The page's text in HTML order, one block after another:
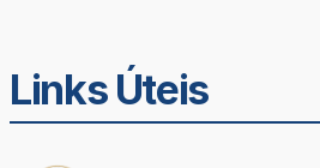
Links Úteis